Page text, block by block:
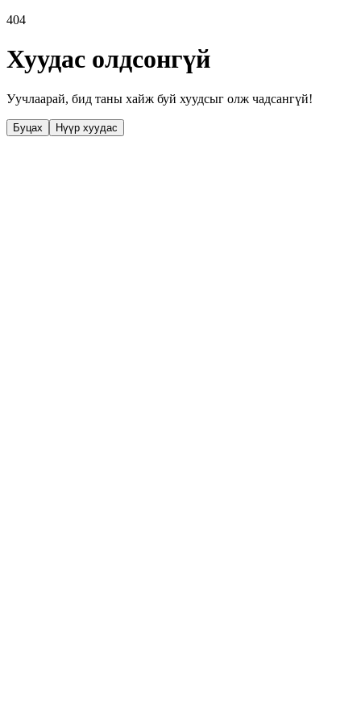
404
Хуудас олдсонгүй
Уучлаарай, бид таны хайж буй хуудсыг олж чадсангүй!
Буцах Нүүр хуудас